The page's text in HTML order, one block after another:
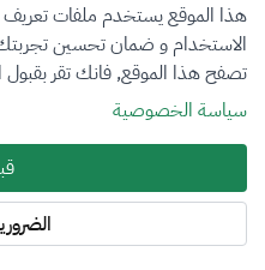
التصنيف
VFR3
فرع التقييم
هذا الموقع يستخدم ملفات تعريف
الاستخدام و ضمان تحسين تجربتك
تصفح هذا الموقع, فانك تقر بقبول
سياسة الخصوصية